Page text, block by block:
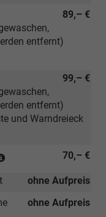
89,– €
entfernt)
99,– €
entfernt)
und Warndreieck
70,– €
auch
einem
ohne Aufpreis
ohne Aufpreis